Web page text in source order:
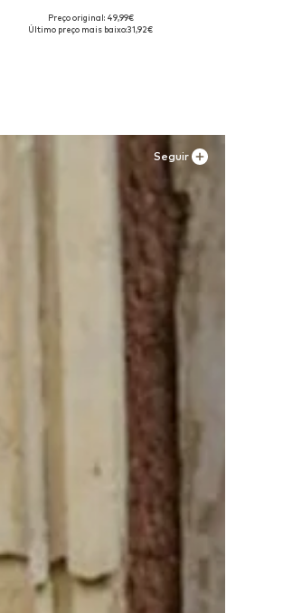
Tamanhos disponíveis: 41, 42, 43, 44, 45
Preço original: 49,99€
Último preço mais baixo:31,92€
Seguir